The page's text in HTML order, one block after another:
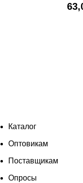
Каталог
Оптовикам
Поставщикам
Опросы